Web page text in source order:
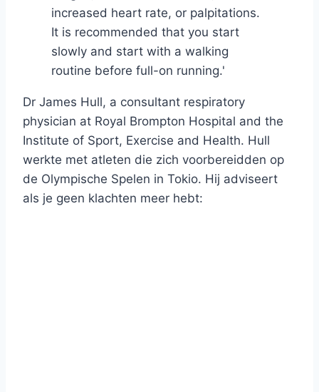
increased heart rate, or palpitations.
It is recommended that you start
slowly and start with a walking
routine before full-on running.'
Dr James Hull, a consultant respiratory
physician at Royal Brompton Hospital and the
Institute of Sport, Exercise and Health. Hull
werkte met atleten die zich voorbereidden op
de Olympische Spelen in Tokio. Hij adviseert
als je geen klachten meer hebt: